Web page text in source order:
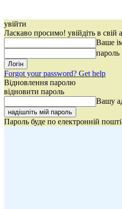
увійти
Ласкаво просимо! увійдіть в свій
Ваше
пароль
Forgot your password? Get help
Відновлення паролю
відновити пароль
Вашу
Пароль буде по електронній